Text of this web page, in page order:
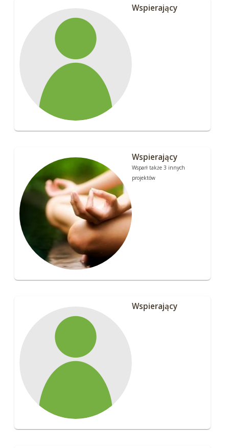
Wspierający
Wspierający
Wsparł także 3 innych
projektów
Wspierający